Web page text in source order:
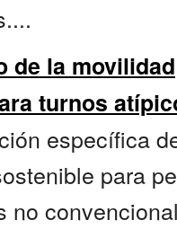
de la movilidad
turnos
específica
para
no